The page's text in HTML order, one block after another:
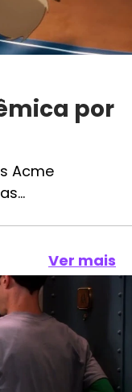
por
Acme
Ver mais